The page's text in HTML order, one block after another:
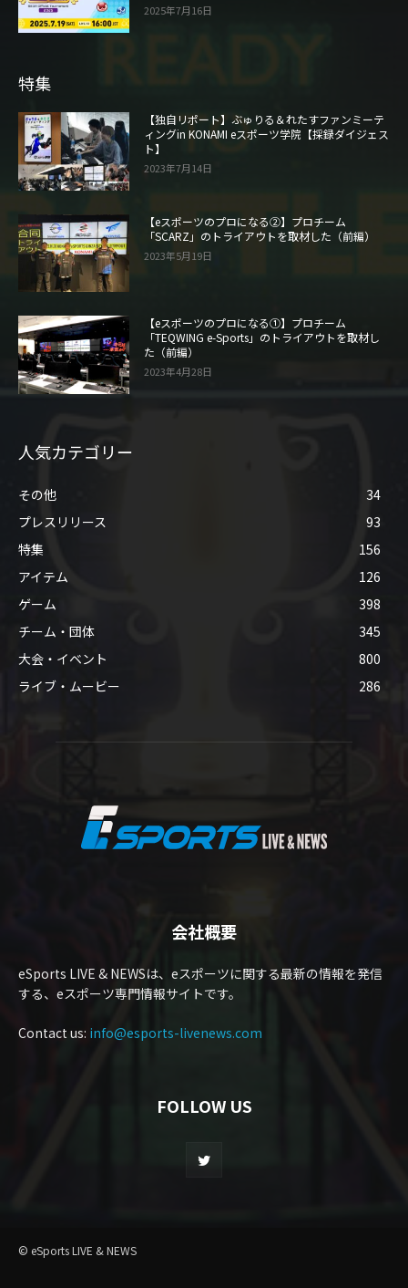
2025年7月16日
特集
【独自リポート】ぶゅりる＆れたすファンミーテ
ィングin KONAMI eスポーツ学院【採録ダイジェス
ト】
2023年7月14日
【eスポーツのプロになる②】プロチーム
「SCARZ」のトライアウトを取材した（前編）
2023年5月19日
【eスポーツのプロになる①】プロチーム
「TEQWING e-Sports」のトライアウトを取材し
た（前編）
2023年4月28日
人気カテゴリー
その他
34
プレスリリース
93
特集
156
アイテム
126
ゲーム
398
チーム・団体
345
大会・イベント
800
ライブ・ムービー
286
会社概要
eSports LIVE & NEWSは、eスポーツに関する最新の情報を発信
する、eスポーツ専門情報サイトです。
Contact us: info@esports-livenews.com
FOLLOW US
© eSports LIVE & NEWS